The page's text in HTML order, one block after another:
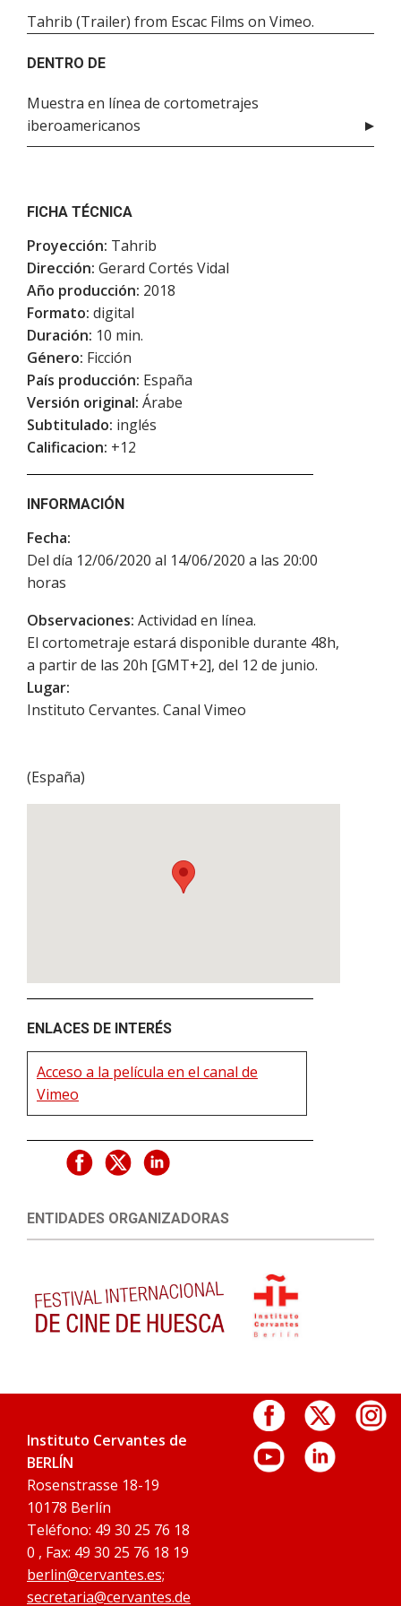
Tahrib (Trailer) from Escac Films on Vimeo.
DENTRO DE
Muestra en línea de cortometrajes
iberoamericanos
FICHA TÉCNICA
Proyección: Tahrib
Dirección: Gerard Cortés Vidal
Año producción: 2018
Formato: digital
Duración: 10 min.
Género: Ficción
País producción: España
Versión original: Árabe
Subtitulado: inglés
Calificacion: +12
INFORMACIÓN
Fecha:
Del día 12/06/2020 al 14/06/2020 a las 20:00
horas
Observaciones: Actividad en línea.
El cortometraje estará disponible durante 48h,
a partir de las 20h [GMT+2], del 12 de junio.
Lugar:
Instituto Cervantes. Canal Vimeo
(España)
ENLACES DE INTERÉS
Acceso a la película en el canal de
Vimeo
ENTIDADES ORGANIZADORAS
Instituto Cervantes de
BERLÍN
Rosenstrasse 18-19
10178 Berlín
Teléfono: 49 30 25 76 18
0 , Fax: 49 30 25 76 18 19
berlin@cervantes.es;
secretaria@cervantes.de